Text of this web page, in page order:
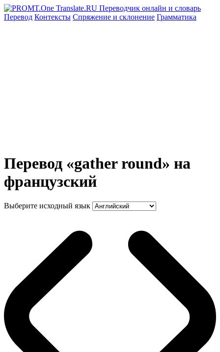
Перевод Контексты Спряжение и склонение Грамматика
Перевод «gather round» на
французский
Выберите исходный язык